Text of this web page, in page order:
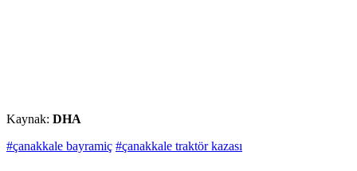
Kaynak: DHA
#çanakkale bayramiç #çanakkale traktör kazası